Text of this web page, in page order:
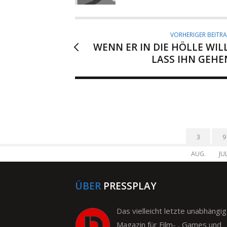
R
VORHERIGER
WENN ER IN DIE HÖLLE
LASS IHN
3
AUG.
9
ÜBER PRESSPLAY
Das vielleicht letzte
Magazin für Film- , Games und